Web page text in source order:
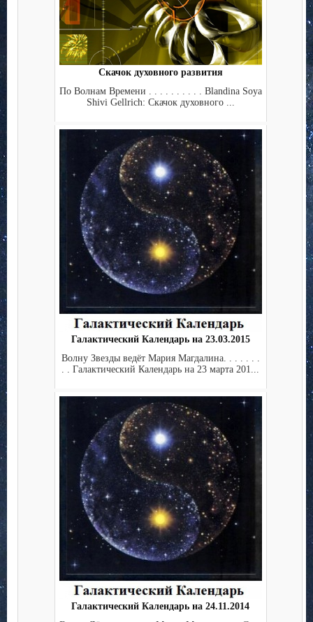
Скачок духовного развития
По Волнам Времени . . . . . . . . . . Blandina Soya
Shivi Gellrich: Скачок духовного ...
Галактический Календарь на 23.03.2015
Волну Звезды ведёт Мария Магдалина. . . . . . .
. . Галактический Календарь на 23 марта 201...
Галактический Календарь на 24.11.2014